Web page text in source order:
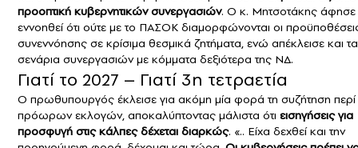
προοπτική κυβερνητικών συνεργασιών. Ο κ. Μητσοτάκης άφησε
εννοηθεί ότι ούτε με το ΠΑΣΟΚ διαμορφώνονται οι
συνεννόησης σε κρίσιμα θεσμικά ζητήματα, ενώ απέκλεισε και τα
σενάρια συνεργασιών με κόμματα δεξιότερα της ΝΔ.
Γιατί το 2027 – Γιατί 3η τετραετία
Ο πρωθυπουργός έκλεισε για ακόμη μία φορά τη συζήτηση περί
πρόωρων εκλογών, αποκαλύπτοντας μάλιστα ότι εισηγήσεις για
προσφυγή στις κάλπες δέχεται διαρκώς. «.. Είχα δεχθεί και την